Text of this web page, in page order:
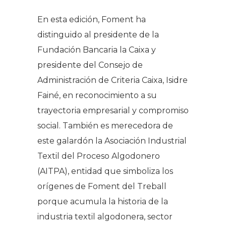
En esta edición, Foment ha
distinguido al presidente de la
Fundación Bancaria la Caixa y
presidente del Consejo de
Administración de Criteria Caixa, Isidre
Fainé, en reconocimiento a su
trayectoria empresarial y compromiso
social. También es merecedora de
este galardón la Asociación Industrial
Textil del Proceso Algodonero
(AITPA), entidad que simboliza los
orígenes de Foment del Treball
porque acumula la historia de la
industria textil algodonera, sector